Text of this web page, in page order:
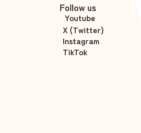
Follow us
Youtube
X (Twitter)
Instagram
TikTok